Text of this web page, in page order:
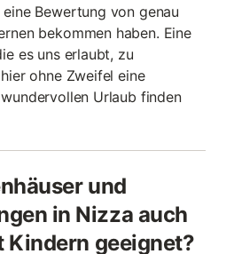
Bewertung von genau
bekommen haben. Eine
es uns erlaubt, zu
ohne Zweifel eine
Urlaub finden
und
in Nizza auch
Kindern geeignet?